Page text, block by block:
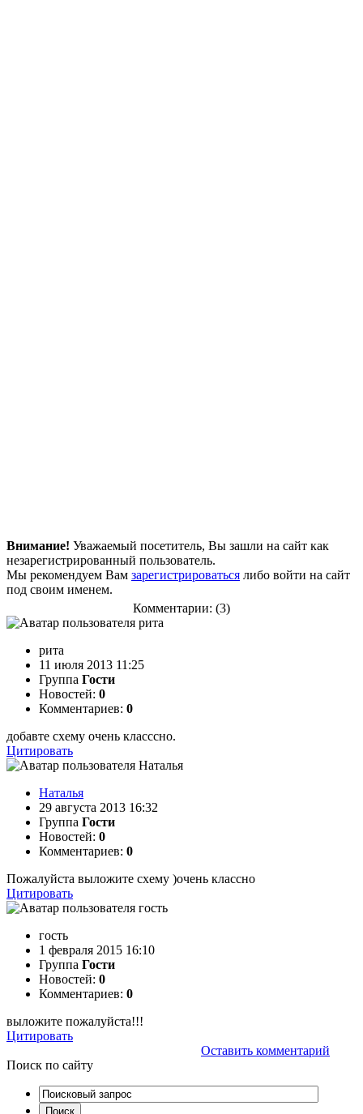
Внимание! Уважаемый посетитель, Вы зашли на сайт как
незарегистрированный пользователь.
Мы рекомендуем Вам зарегистрироваться либо войти на сайт
под своим именем.
Комментарии: (3)
рита
11 июля 2013 11:25
Группа Гости
Новостей: 0
Комментариев: 0
добавте схему очень класссно.
Цитировать
Наталья
29 августа 2013 16:32
Группа Гости
Новостей: 0
Комментариев: 0
Пожалуйста выложите схему )очень классно
Цитировать
гость
1 февраля 2015 16:10
Группа Гости
Новостей: 0
Комментариев: 0
выложите пожалуйста!!!
Цитировать
Оставить комментарий
Поиск по сайту